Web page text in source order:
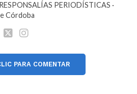
PERIODÍSTICAS ·
Córdoba
PARA COMENTAR